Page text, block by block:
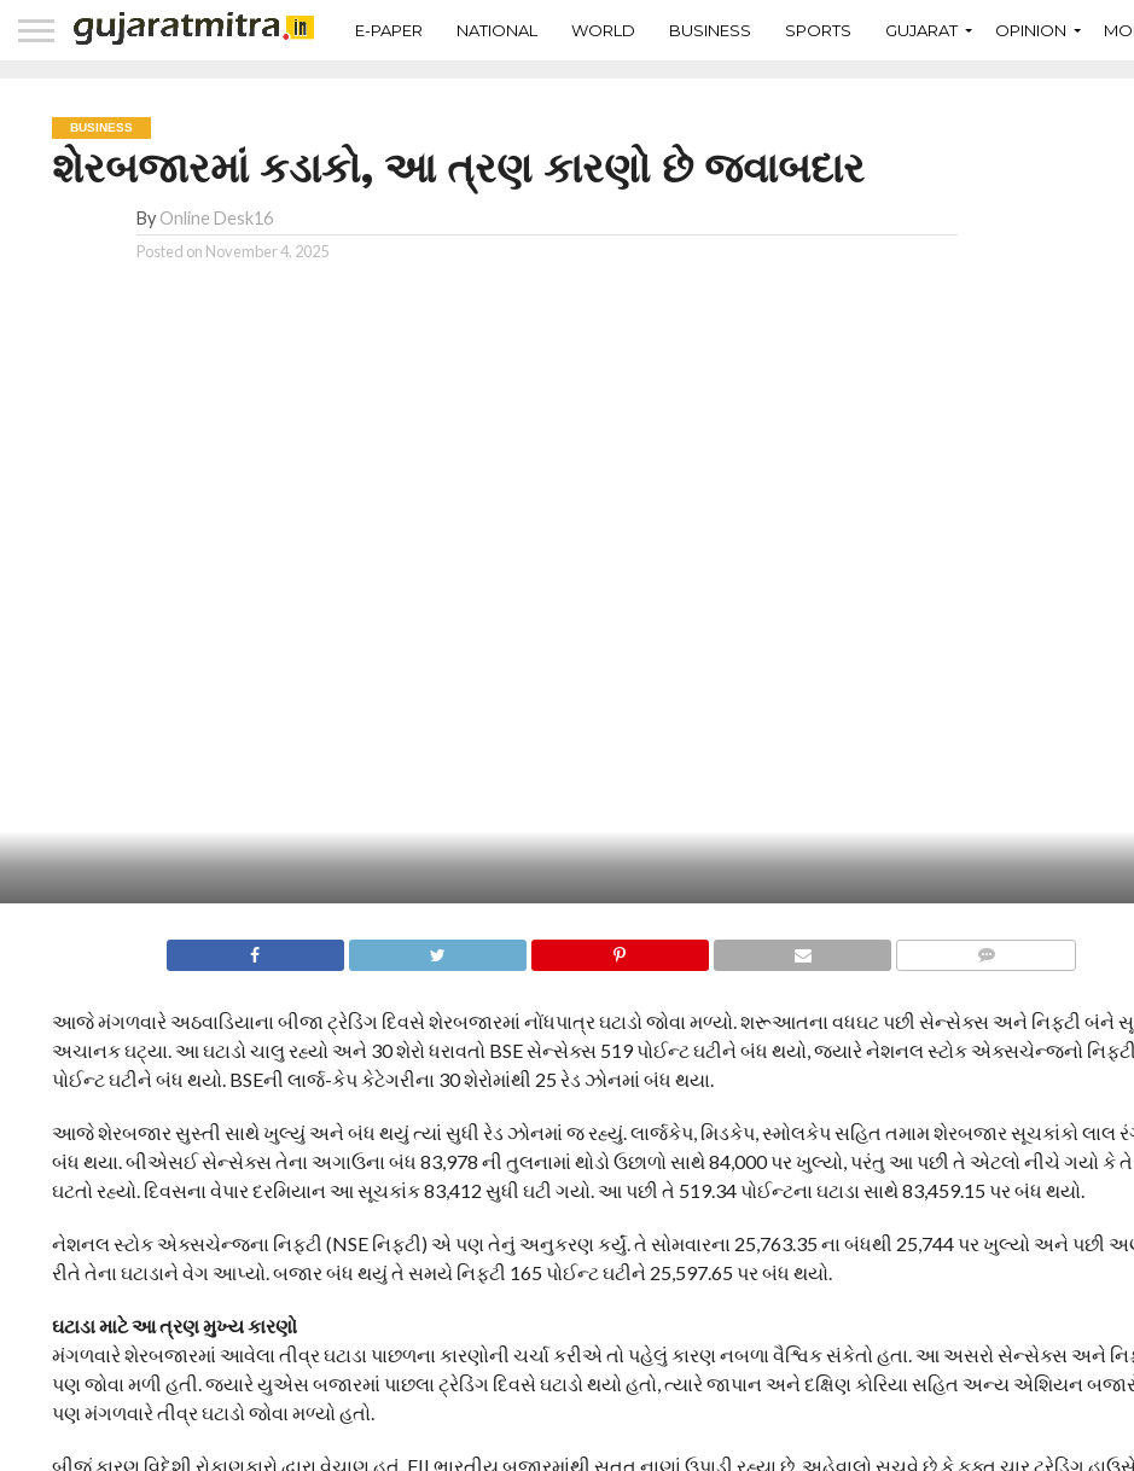
E-PAPER NATIONAL WORLD BUSINESS SPORTS GUJARAT OPINION
BUSINESS
શેરબજારમાં કડાકો, આ ત્રણ કારણો છે જવાબદાર
By Online Desk16
Posted on November 4, 2025
આજે મંગળવારે અઠવાડિયાના બીજા ટ્રેડિંગ દિવસે શેરબજારમાં નોંધપાત્ર ઘટાડો જોવા મળ્યો. શરૂઆતના વધઘટ પછી સેન્સેક્સ અને નિફ્ટી બંને
અચાનક ઘટ્યા. આ ઘટાડો ચાલુ રહ્યો અને 30 શેરો ધરાવતો BSE સેન્સેક્સ 519 પોઈન્ટ ઘટીને બંધ થયો, જ્યારે નેશનલ સ્ટોક એક્સચેન્જનો
પોઈન્ટ ઘટીને બંધ થયો. BSEની લાર્જ-કેપ કેટેગરીના 30 શેરોમાંથી 25 રેડ ઝોનમાં બંધ થયા.
આજે શેરબજાર સુસ્તી સાથે ખુલ્યું અને બંધ થયું ત્યાં સુધી રેડ ઝોનમાં જ રહ્યું. લાર્જકેપ, મિડકેપ, સ્મોલકેપ સહિત તમામ શેરબજાર સૂચકાંકો લાલ
બંધ થયા. બીએસઈ સેન્સેક્સ તેના અગાઉના બંધ 83,978 ની તુલનામાં થોડો ઉછાળો સાથે 84,000 પર ખુલ્યો, પરંતુ આ પછી તે એટલો નીચે ગયો કે
ઘટતો રહ્યો. દિવસના વેપાર દરમિયાન આ સૂચકાંક 83,412 સુધી ઘટી ગયો. આ પછી તે 519.34 પોઈન્ટના ઘટાડા સાથે 83,459.15 પર બંધ થયો.
નેશનલ સ્ટોક એક્સચેન્જના નિફ્ટી (NSE નિફ્ટી) એ પણ તેનું અનુકરણ કર્યું. તે સોમવારના 25,763.35 ના બંધથી 25,744 પર ખુલ્યો અને પછી
રીતે તેના ઘટાડાને વેગ આપ્યો. બજાર બંધ થયું તે સમયે નિફ્ટી 165 પોઈન્ટ ઘટીને 25,597.65 પર બંધ થયો.
ઘટાડા માટે આ ત્રણ મુખ્ય કારણો
મંગળવારે શેરબજારમાં આવેલા તીવ્ર ઘટાડા પાછળના કારણોની ચર્ચા કરીએ તો પહેલું કારણ નબળા વૈશ્વિક સંકેતો હતા. આ અસરો સેન્સેક્સ અને
પણ જોવા મળી હતી. જ્યારે યુએસ બજારમાં પાછલા ટ્રેડિંગ દિવસે ઘટાડો થયો હતો, ત્યારે જાપાન અને દક્ષિણ કોરિયા સહિત અન્ય એશિયન
પણ મંગળવારે તીવ્ર ઘટાડો જોવા મળ્યો હતો.
બીજું કારણ વિદેશી રોકાણકારો દ્વારા વેચાણ હતું. FII ભારતીય બજારમાંથી સતત નાણાં ઉપાડી રહ્યા છે. અહેવાલો સૂચવે છે કે ફક્ત ચાર ટ્રેડિંગ